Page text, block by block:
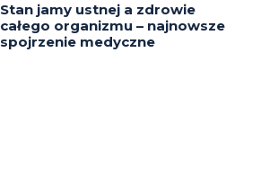
Stan jamy ustnej a zdrowie
całego organizmu – najnowsze
spojrzenie medyczne